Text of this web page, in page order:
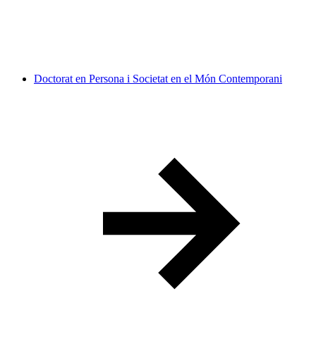
Doctorat en Persona i Societat en el Món Contemporani